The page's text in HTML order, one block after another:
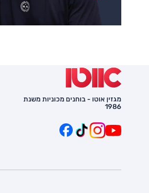
מגזין אוטו - בוחנים מכוניות משנת
1986